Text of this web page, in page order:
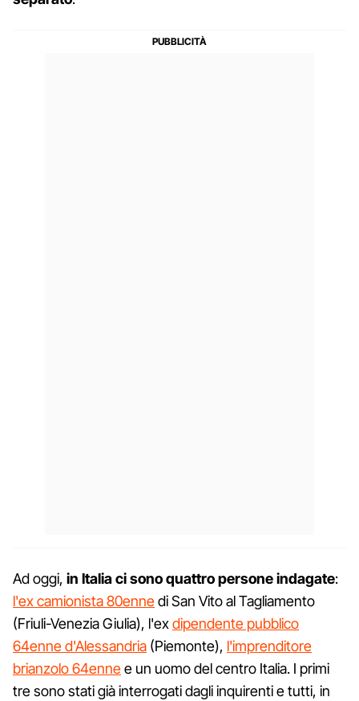
Ad oggi, in Italia ci sono quattro persone indagate:
l'ex camionista 80ennedi San Vito al Tagliamento
(Friuli-Venezia Giulia), l'exdipendente pubblico
64enne d'Alessandria (Piemonte), l'imprenditore
brianzolo 64ennee un uomo del centro Italia. I primi
tre sono stati già interrogati dagli inquirenti e tutti, in